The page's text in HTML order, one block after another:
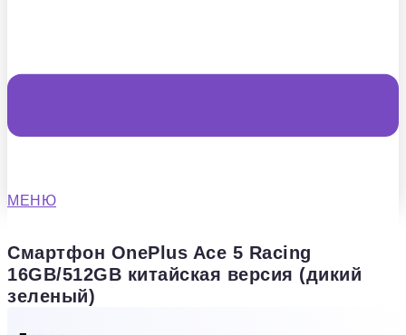
МЕНЮ
Смартфон OnePlus Ace 5 Racing
16GB/512GB китайская версия (дикий
зеленый)